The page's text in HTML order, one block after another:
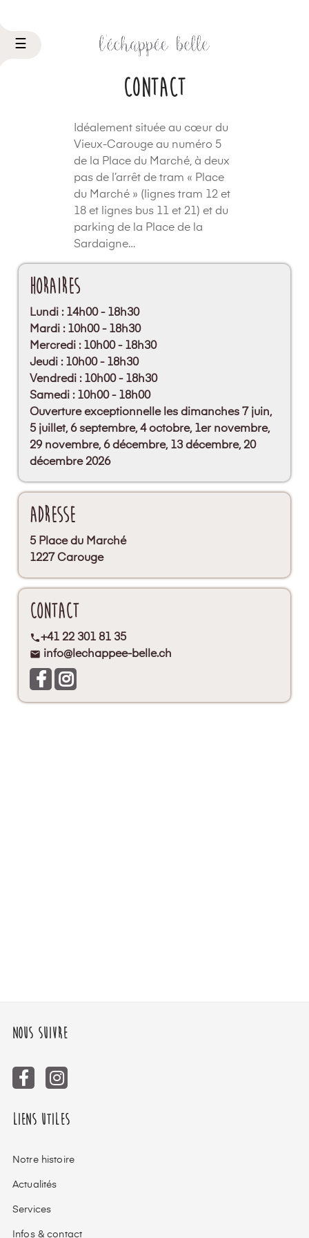
Basculer
☰
Contact
Idéalement située au cœur du
Vieux-Carouge au numéro 5
de la Place du Marché, à deux
pas de l’arrêt de tram « Place
du Marché » (lignes tram 12 et
18 et lignes bus 11 et 21) et du
parking de la Place de la
Sardaigne…
Horaires
Lundi : 14h00 - 18h30
Mardi : 10h00 - 18h30
Mercredi : 10h00 - 18h30
Jeudi : 10h00 - 18h30
Vendredi : 10h00 - 18h30
Samedi : 10h00 - 18h00
Ouverture exceptionnelle les dimanches 7 juin,
5 juillet, 6 septembre, 4 octobre, 1er novembre,
29 novembre, 6 décembre, 13 décembre, 20
décembre 2026
Adresse
5 Place du Marché
1227 Carouge
Contact
phone+41 22 301 81 35
email info@lechappee-belle.ch
Nous suivre
Liens utiles
Notre histoire
Actualités
Services
Infos & contact